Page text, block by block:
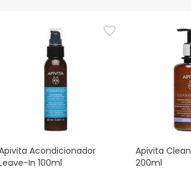
Acondicionador
In 100ml
Apivita
200ml